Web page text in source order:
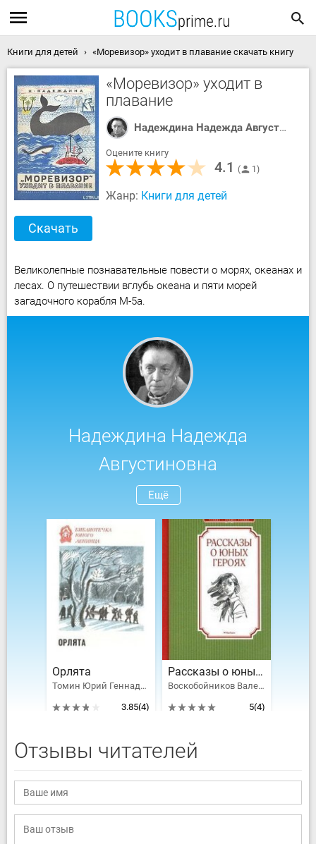
Книги для детей «Моревизор» уходит в плавание скачать книгу
«Моревизор» уходит в
плавание
Надеждина Надежда Августиновна
Оцените книгу
4.1 1
Жанр: Книги для детей
Скачать
Великолепные познавательные повести о морях, океанах и
лесах. О путешествии вглубь океана и пяти морей
загадочного корабля М-5а.
Надеждина Надежда
Августиновна
Ещё
Орлята
Томин Юрий Геннадьевич, Козлов Вильям Федорович, Туричин Илья Афроимович, Раевский Борис Маркович, Котовщикова Аделаида Александровна, Принцев Юзеф Янушевич, Голубева Антонина Григорьевна, Надеждина Надежда Августиновна, Шейкин Аскольд Львович, Ходза Нисон Александрович, Кршижановская Елена Ивановна, Никольский Борис Витальевич
3.85(4)
Рассказы о юных героях
Воскобойников Валерий Михайлович, Надеждина Надежда Августиновна, Никольский Борис Витальевич
5(4)
Отзывы читателей